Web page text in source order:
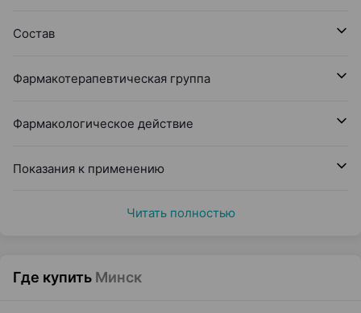
Состав
Фармакотерапевтическая группа
Фармакологическое действие
Показания к применению
Читать полностью
Где купить Минск